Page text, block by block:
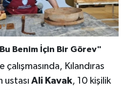
Benim İçin Bir Görev"
Kılandıras
ustası Ali Kavak, 10 kişilik